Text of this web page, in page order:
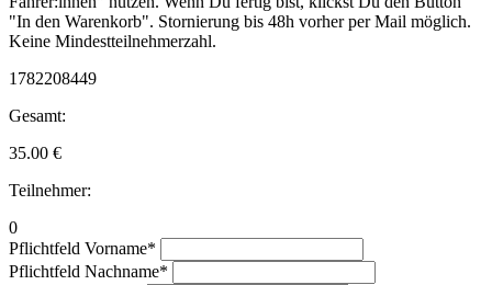
"In den Warenkorb". Stornierung bis 48h vorher per Mail möglich.
Keine Mindestteilnehmerzahl.
1782208449
Gesamt:
35.00 €
Teilnehmer:
0
Pflichtfeld Vorname*
Pflichtfeld Nachname*